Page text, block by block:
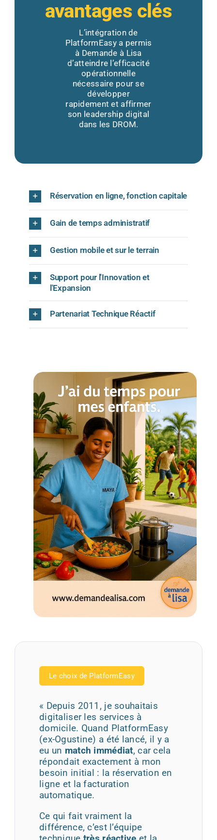
avantages clés
L’intégration de
PlatformEasy a permis
à Demande à Lisa
d’atteindre l’efficacité
opérationnelle
nécessaire pour se
développer
rapidement et affirmer
son leadership digital
dans les DROM.
Réservation en ligne, fonction capitale
Gain de temps administratif
Gestion mobile et sur le terrain
Support pour l'Innovation et
l'Expansion
Partenariat Technique Réactif
Le choix de PlatformEasy
« Depuis 2011, je souhaitais
digitaliser les services à
domicile. Quand PlatformEasy
(ex-Ogustine) a été lancé, il y a
eu un match immédiat, car cela
répondait exactement à mon
besoin initial : la réservation en
ligne et la facturation
automatique.
Ce qui fait vraiment la
différence, c’est l’équipe